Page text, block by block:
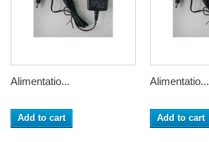
Alimentatio...
Add to cart
Alimentatio...
Add to cart